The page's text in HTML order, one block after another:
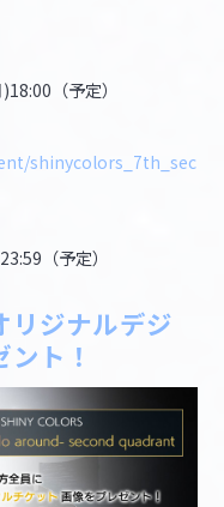
（予定）
shinycolors_7th_sec
（予定）
リジナルデジ
ト！